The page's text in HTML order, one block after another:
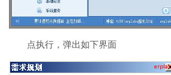
点执行，弹出如下界面